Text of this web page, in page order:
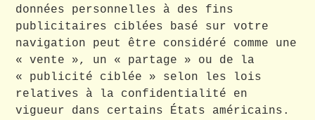
données personnelles à des fins
publicitaires ciblées basé sur votre
navigation peut être considéré comme une
« vente », un « partage » ou de la
« publicité ciblée » selon les lois
relatives à la confidentialité en
vigueur dans certains États américains.